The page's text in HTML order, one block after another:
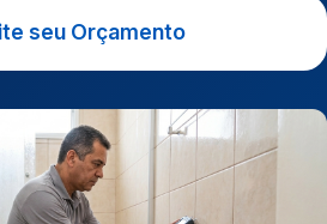
seu Orçamento